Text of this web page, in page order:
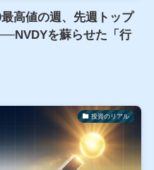
高値の週、先週トップ
を蘇らせた「行
投資のリアル